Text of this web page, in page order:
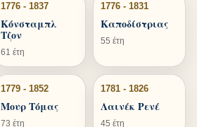
1776 - 1837
Κόνσταμπλ
Τζον
61 έτη
1776 - 1831
Καποδίστριας
55 έτη
1779 - 1852
Μουρ Τόμας
73 έτη
1781 - 1826
Λαινέκ Ρενέ
45 έτη